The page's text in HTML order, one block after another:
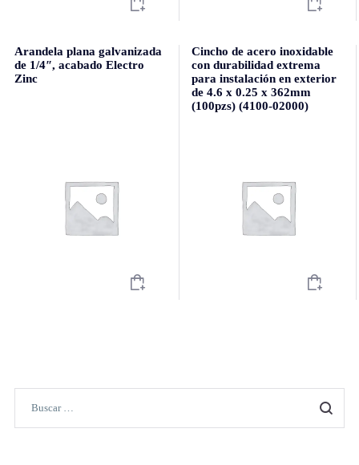
Arandela plana galvanizada
de 1/4″, acabado Electro
Zinc
Cincho de acero inoxidable
con durabilidad extrema
para instalación en exterior
de 4.6 x 0.25 x 362mm
(100pzs) (4100-02000)